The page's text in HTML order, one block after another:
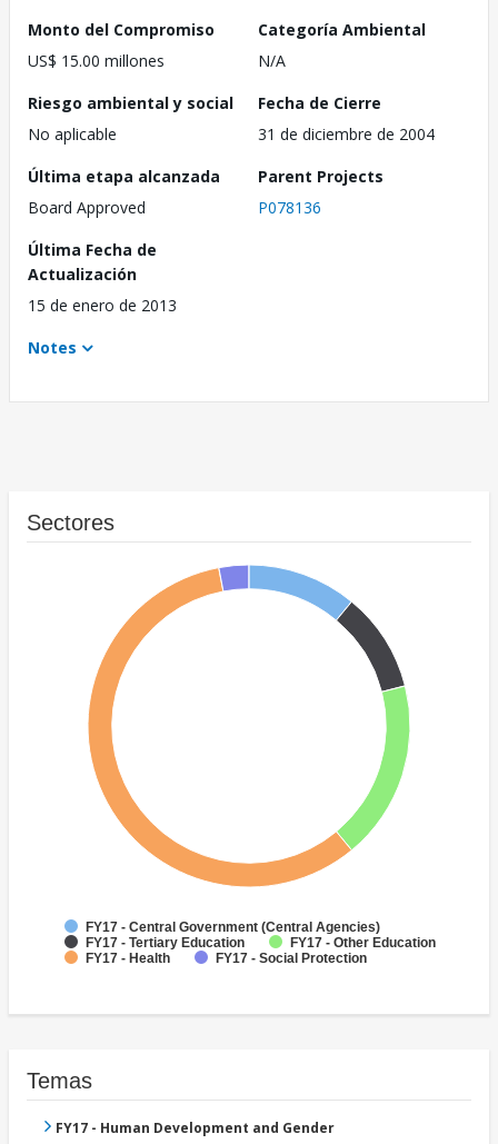
Monto del Compromiso
US$ 15.00 millones
Categoría Ambiental
N/A
Riesgo ambiental y social
No aplicable
Fecha de Cierre
31 de diciembre de 2004
Última etapa alcanzada
Board Approved
Parent Projects
P078136
Última Fecha de
Actualización
15 de enero de 2013
Notes
Sectores
FY17 - Central Government (Central Agencies)
FY17 - Tertiary Education
FY17 - Other Education
FY17 - Health
FY17 - Social Protection
Temas
FY17 - Human Development and Gender